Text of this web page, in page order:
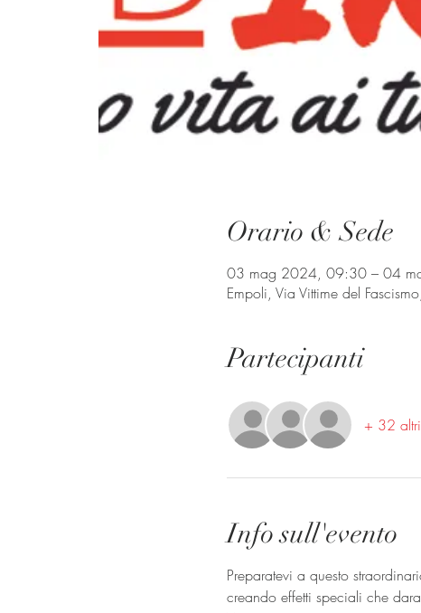
Orario & Sede
03 mag 2024, 09:30 – 04
Empoli, Via Vittime del
Partecipanti
+ 32
Info sull'evento
Preparatevi a questo
creando effetti speciali che